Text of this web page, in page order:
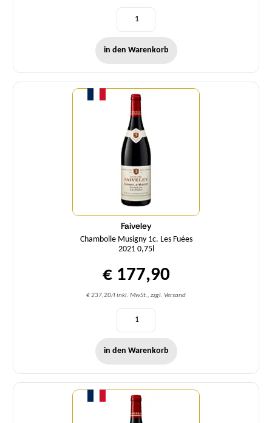
in den Warenkorb
Faiveley
Chambolle Musigny 1c. Les Fuées
2021 0,75l
€ 177,90
€ 237,20/l inkl. MwSt., zzgl. Versand
Menge
in den Warenkorb
Menge